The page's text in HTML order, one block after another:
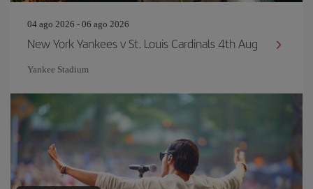
04 ago 2026 - 06 ago 2026
New York Yankees v St. Louis Cardinals 4th Aug
Yankee Stadium